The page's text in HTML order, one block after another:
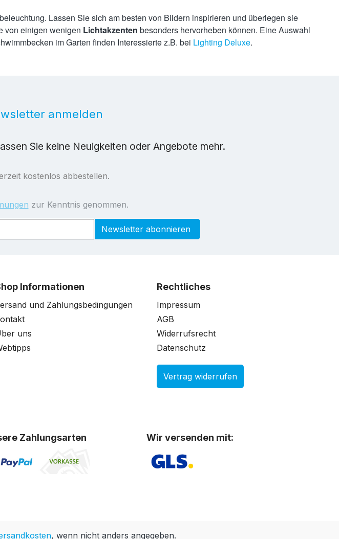
Lassen Sie sich am besten von Bildern inspirieren und überlegen sie
von einigen wenigen Lichtakzenten besonders hervorheben können. Eine Auswahl
im Garten finden Interessierte z.B. bei Lighting Deluxe.
anmelden
Sie keine Neuigkeiten oder Angebote mehr.
kostenlos abbestellen.
zur Kenntnis genommen.
Newsletter abonnieren
Informationen
und Zahlungsbedingungen
uns
Rechtliches
Impressum
AGB
Widerrufsrecht
Datenschutz
Vertrag widerrufen
Zahlungsarten Wir versenden mit:
, wenn nicht anders angegeben.